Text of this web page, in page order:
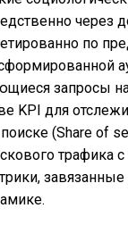
через
по
запросы
KPI для
(Share of
трафика
завязанные